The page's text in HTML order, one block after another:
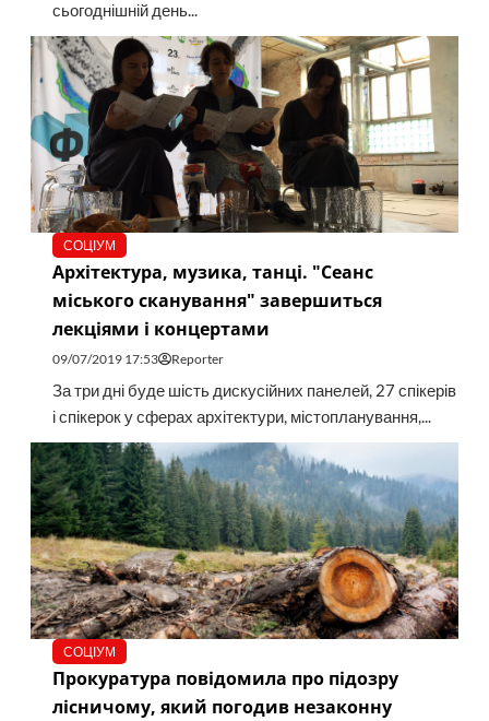
сьогоднішній день...
СОЦІУМ
Архітектура, музика, танці. "Сеанс
міського сканування" завершиться
лекціями і концертами
09/07/2019 17:53 Reporter
За три дні буде шість дискусійних панелей, 27 спікерів
і спікерок у сферах архітектури, містопланування,...
СОЦІУМ
Прокуратура повідомила про підозру
лісничому, який погодив незаконну